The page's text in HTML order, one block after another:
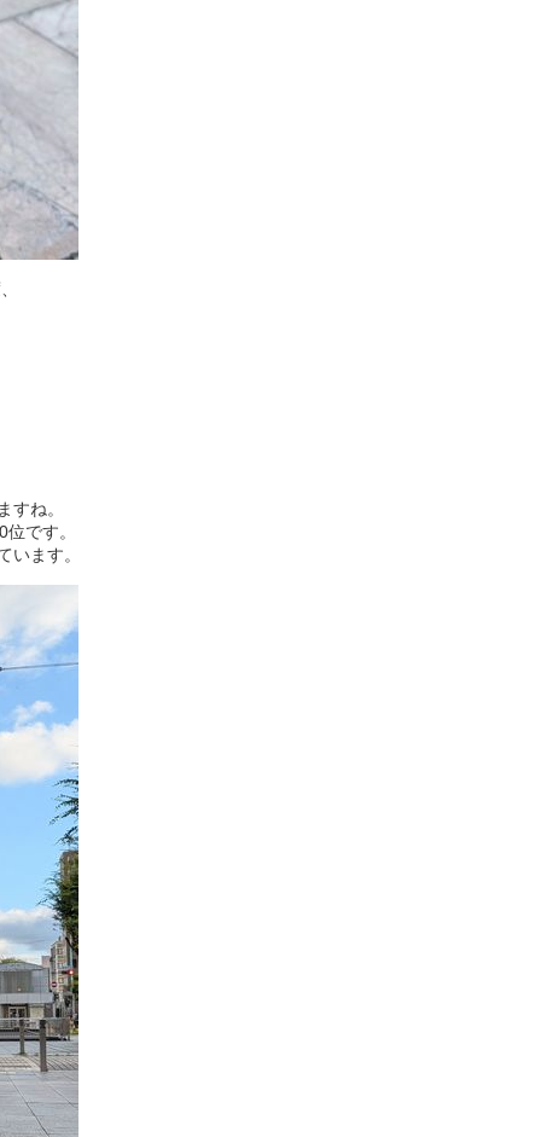
すね。
です。
います。